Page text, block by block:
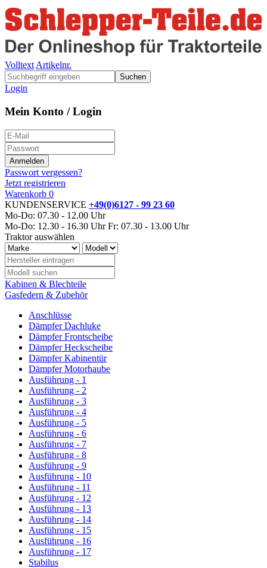
Volltext Artikelnr.
Suchen
Login
Mein Konto / Login
Passwort vergessen?
Jetzt registrieren
Warenkorb 0
KUNDENSERVICE +49(0)6127 - 99 23 60
Mo-Do: 07.30 - 12.00 Uhr
Mo-Do: 12.30 - 16.30 Uhr Fr: 07.30 - 13.00 Uhr
Traktor auswählen
Kabinen & Blechteile
Gasfedern & Zubehör
Anschlüsse
Dämpfer Dachluke
Dämpfer Frontscheibe
Dämpfer Heckscheibe
Dämpfer Kabinentür
Dämpfer Motorhaube
Ausführung - 1
Ausführung - 2
Ausführung - 3
Ausführung - 4
Ausführung - 5
Ausführung - 6
Ausführung - 7
Ausführung - 8
Ausführung - 9
Ausführung - 10
Ausführung - 11
Ausführung - 12
Ausführung - 13
Ausführung - 14
Ausführung - 15
Ausführung - 16
Ausführung - 17
Stabilus